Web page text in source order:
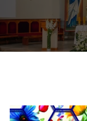
Cmentarz
Kancelaria